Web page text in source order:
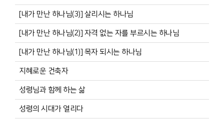
[내가 만난 하나님(3)] 살리시는 하나님
[내가 만난 하나님(2)] 자격 없는 자를 부르시는 하나님
[내가 만난 하나님(1)] 목자 되시는 하나님
지혜로운 건축자
성령님과 함께 하는 삶
성령의 시대가 열리다